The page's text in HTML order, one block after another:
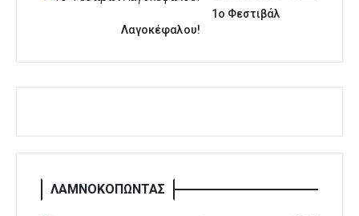
1o Φεστιβάλ
Λαγοκέφαλου!
ΛΑΜΝΟΚΟΠΩΝΤΑΣ